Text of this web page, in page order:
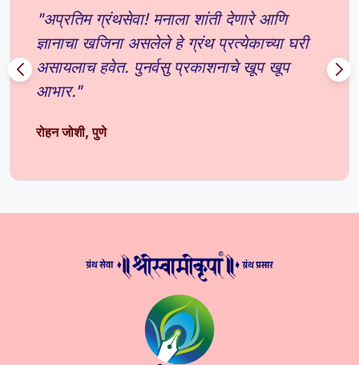
"अप्रतिम ग्रंथसेवा! मनाला शांती देणारे आणि
ज्ञानाचा खजिना असलेले हे ग्रंथ प्रत्येकाच्या घरी
असायलाच हवेत. पुनर्वसु प्रकाशनाचे खूप खूप
आभार."
रोहन जोशी, पुणे